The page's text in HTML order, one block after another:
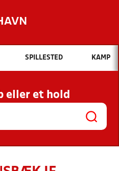
Hvad vil du søge efter?
INDHOLD OG NYHEDER
KLUBBER OG
SPILLESTED KAMP
eller et hold